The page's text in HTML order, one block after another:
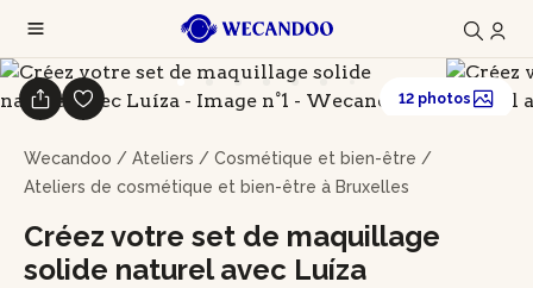
Wecandoo / Ateliers / Cosmétique et bien-être /
Ateliers de cosmétique et bien-être à Bruxelles
Créez votre set de maquillage
solide naturel avec Luíza
12 photos